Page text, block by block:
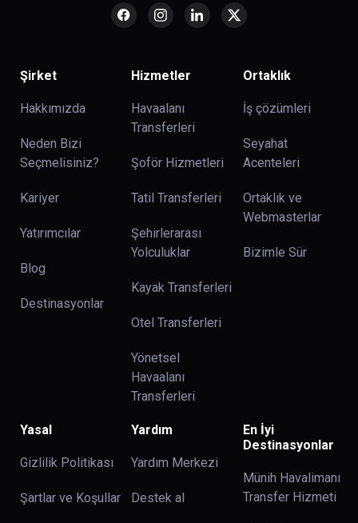
Şirket
Hakkımızda
Neden Bizi
Seçmelisiniz?
Kariyer
Yatırımcılar
Blog
Destinasyonlar
Hizmetler
Havaalanı
Transferleri
Şoför Hizmetleri
Tatil Transferleri
Şehirlerarası
Yolculuklar
Kayak Transferleri
Otel Transferleri
Yönetsel
Havaalanı
Transferleri
Ortaklık
İş çözümleri
Seyahat
Acenteleri
Ortaklık ve
Webmasterlar
Bizimle Sür
Yasal
Gizlilik Politikası
Şartlar ve Koşullar
Yardım
Yardım Merkezi
Destek al
En İyi
Destinasyonlar
Münih Havalimanı
Transfer Hizmeti